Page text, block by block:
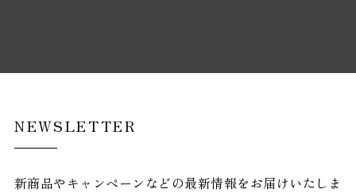
NEWSLETTER
新商品やキャンペーンなどの最新情報をお届けいたしま